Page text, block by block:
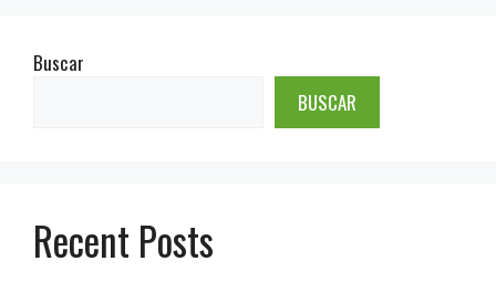
Buscar
BUSCAR
Recent Posts